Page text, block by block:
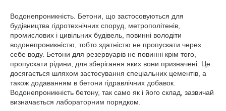
Водонепроникність. Бетони, що застосовуються для
будівництва гідротехнічних споруд, метрополітенів,
промислових і цивільних будівель, повинні володіти
водонепроникністю, тобто здатністю не пропускати через
себе воду. Бетони для резервуарів не повинні крім того,
пропускати рідини, для зберігання яких вони призначені. Це
досягається шляхом застосування спеціальних цементів, а
також додаванням в бетони гідравлічних добавок.
Водонепроникність бетону, так само як і його склад, зазвичай
визначається лабораторним порядком.